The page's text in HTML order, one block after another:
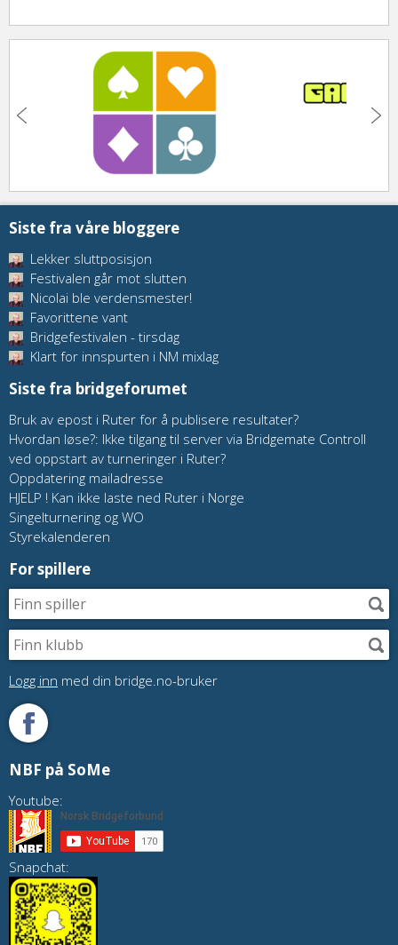
Siste fra våre bloggere
Lekker sluttposisjon
Festivalen går mot slutten
Nicolai ble verdensmester!
Favorittene vant
Bridgefestivalen - tirsdag
Klart for innspurten i NM mixlag
Siste fra bridgeforumet
Bruk av epost i Ruter for å publisere resultater?
Hvordan løse?: Ikke tilgang til server via Bridgemate Controll
ved oppstart av turneringer i Ruter?
Oppdatering mailadresse
HJELP ! Kan ikke laste ned Ruter i Norge
Singelturnering og WO
Styrekalenderen
For spillere
Logg inn med din bridge.no-bruker
NBF på SoMe
Youtube:
Snapchat: